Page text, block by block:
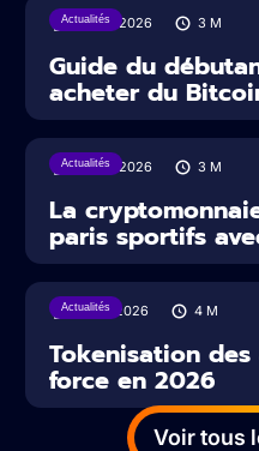
Actualités
29/07/2026 3 M
Guide du
acheter du
Actualités
22/07/2026 3 M
La
paris sportifs
Actualités
16/07/2026 4 M
Tokenisation
force en 2026
Voir tous